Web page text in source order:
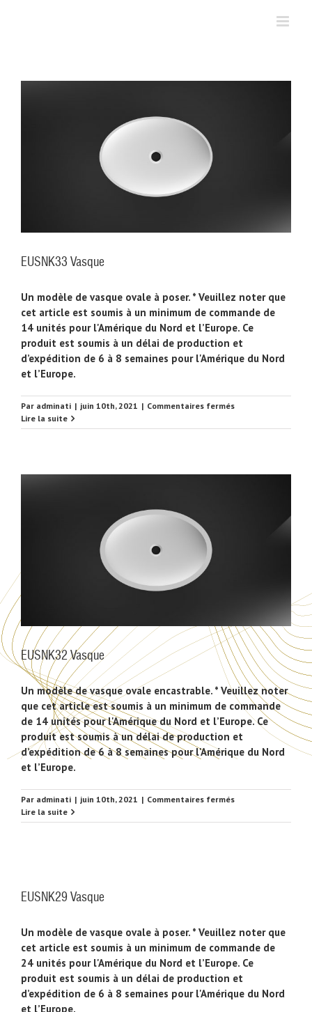
EUSNK33 Vasque
Un modèle de vasque ovale à poser. * Veuillez noter que
cet article est soumis à un minimum de commande de
14 unités pour l'Amérique du Nord et l’Europe. Ce
produit est soumis à un délai de production et
d’expédition de 6 à 8 semaines pour l'Amérique du Nord
et l’Europe.
Par adminati | juin 10th, 2021 | Commentaires ferméssur
Vasque
Lire la suite
EUSNK32 Vasque
Un modèle de vasque ovale encastrable. * Veuillez noter
que cet article est soumis à un minimum de commande
de 14 unités pour l'Amérique du Nord et l’Europe. Ce
produit est soumis à un délai de production et
d’expédition de 6 à 8 semaines pour l'Amérique du Nord
et l’Europe.
Par adminati | juin 10th, 2021 | Commentaires ferméssur
Vasque
Lire la suite
EUSNK29 Vasque
Un modèle de vasque ovale à poser. * Veuillez noter que
cet article est soumis à un minimum de commande de
24 unités pour l'Amérique du Nord et l’Europe. Ce
produit est soumis à un délai de production et
d’expédition de 6 à 8 semaines pour l'Amérique du Nord
et l’Europe.